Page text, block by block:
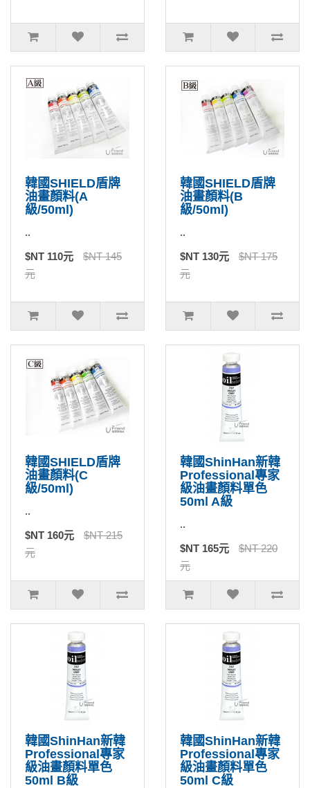
韓國SHIELD盾牌
油畫顏料(A
級/50ml)
..
$NT 110元
$NT 145
元
韓國SHIELD盾牌
油畫顏料(B
級/50ml)
..
$NT 130元
$NT 175
元
韓國SHIELD盾牌
油畫顏料(C
級/50ml)
..
$NT 160元
$NT 215
元
韓國ShinHan新韓
Professional專家
級油畫顏料單色
50ml A級
..
$NT 165元
$NT 220
元
韓國ShinHan新韓
Professional專家
級油畫顏料單色
50ml B級
韓國ShinHan新韓
Professional專家
級油畫顏料單色
50ml C級